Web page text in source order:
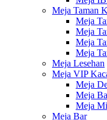
Meja Taman
Meja
Meja
Meja
Meja
Meja Lesehan
Meja VIP
Meja
Meja
Meja
Meja Bar